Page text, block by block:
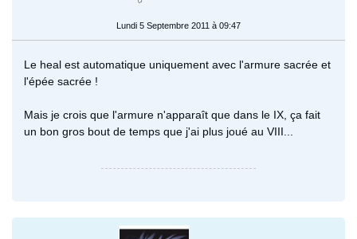
Lundi 5 Septembre 2011 à 09:47
Le heal est automatique uniquement avec l'armure sacrée et
l'épée sacrée !
Mais je crois que l'armure n'apparaît que dans le IX, ça fait
un bon gros bout de temps que j'ai plus joué au VIII...